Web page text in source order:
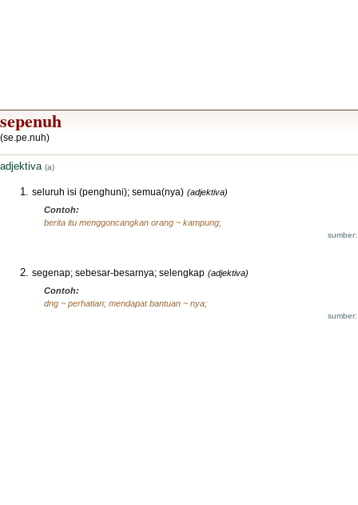
sepenuh
(se.pe.nuh)
adjektiva (a)
seluruh isi (penghuni); semua(nya) (adjektiva)
Contoh:
berita itu menggoncangkan orang ~ kampung;
segenap; sebesar-besarnya; selengkap (adjektiva)
Contoh:
dng ~ perhatian; mendapat bantuan ~ nya;